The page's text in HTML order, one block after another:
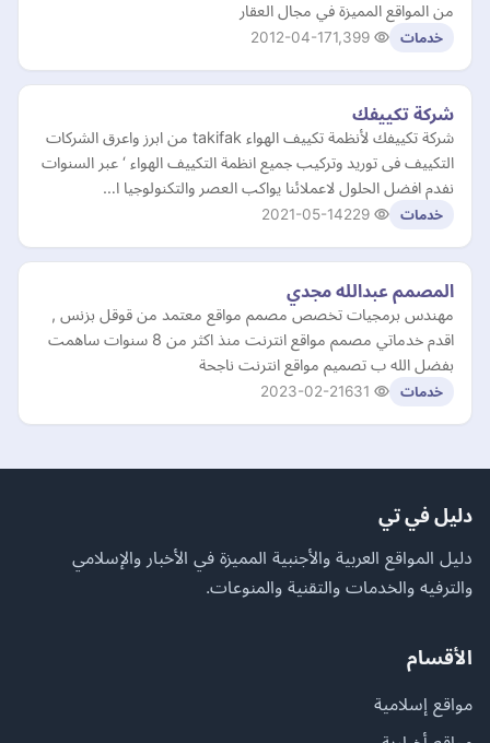
من المواقع المميزة في مجال العقار
خدمات 2012-04-17
شركة تكييفك
شركة تكييفك لأنظمة تكييف الهواء takifak من ابرز واعرق الشركات
التكييف فى توريد وتركيب جميع انظمة التكييف الهواء ‘ عبر السنوات
نفدم افضل الحلول لاعملائنا يواكب العصر والتكنولوجيا ا…
خدمات 2021-05-14
المصمم عبدالله مجدي
مهندس برمجيات تخصص مصمم مواقع معتمد من قوقل بزنس ,
اقدم خدماتي مصمم مواقع انترنت منذ اكثر من 8 سنوات ساهمت
بفضل الله ب تصميم مواقع انترنت ناجحة
خدمات 2023-02-21
دليل في تي
دليل المواقع العربية والأجنبية المميزة في الأخبار والإسلامي
والترفيه والخدمات والتقنية والمنوعات.
الأقسام
مواقع إسلامية